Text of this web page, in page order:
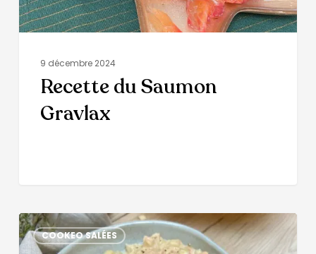
9 décembre 2024
Recette du Saumon
Gravlax
COOKEO SALÉES